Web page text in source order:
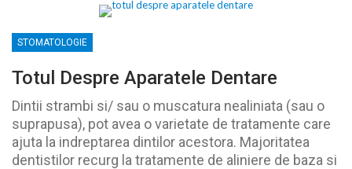
STOMATOLOGIE
Totul Despre Aparatele Dentare
Dintii strambi si/ sau o muscatura nealiniata (sau o
suprapusa), pot avea o varietate de tratamente care
ajuta la indreptarea dintilor acestora. Majoritatea
dentistilor recurg la tratamente de aliniere de baza si